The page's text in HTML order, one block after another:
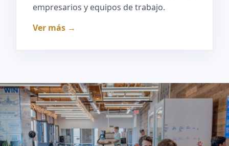
empresarios y equipos de trabajo.
Ver más →